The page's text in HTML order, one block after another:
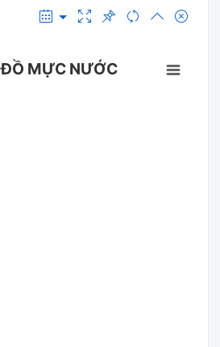
ĐỒ MỰC NƯỚC